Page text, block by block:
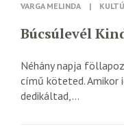
VARGA MELINDA |
Búcsúlevél
Néhány napja
című köteted. Amikor
dedikáltad,...